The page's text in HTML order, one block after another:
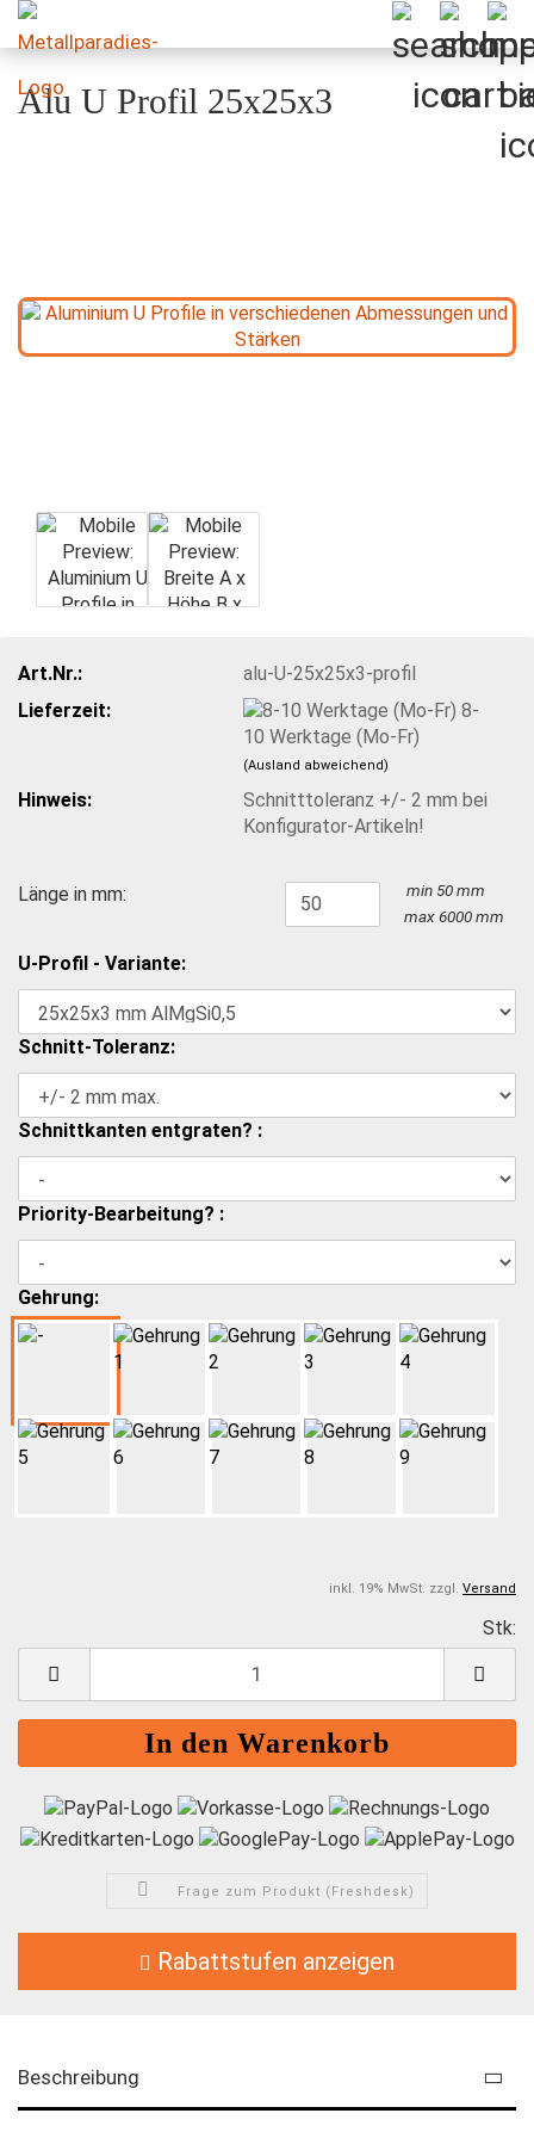
Alu U Profil 25x25x3
Art.Nr.:
alu-U-25x25x3-profil
Lieferzeit:
8-
10 Werktage (Mo-Fr)
(Ausland abweichend)
Hinweis:
Schnitttoleranz +/- 2 mm bei
Konfigurator-Artikeln!
Länge in mm:
min 50 mm
max 6000 mm
U-Profil - Variante:
Schnitt-Toleranz:
Schnittkanten entgraten? :
Priority-Bearbeitung? :
Gehrung:
inkl. 19% MwSt. zzgl. Versand
Stk:
Frage zum Produkt (Freshdesk)
Rabattstufen anzeigen
Beschreibung